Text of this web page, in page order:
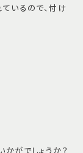
いるので、付け
がでしょうか？